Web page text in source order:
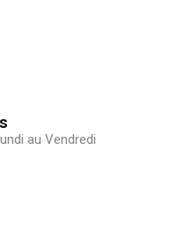
au Vendredi